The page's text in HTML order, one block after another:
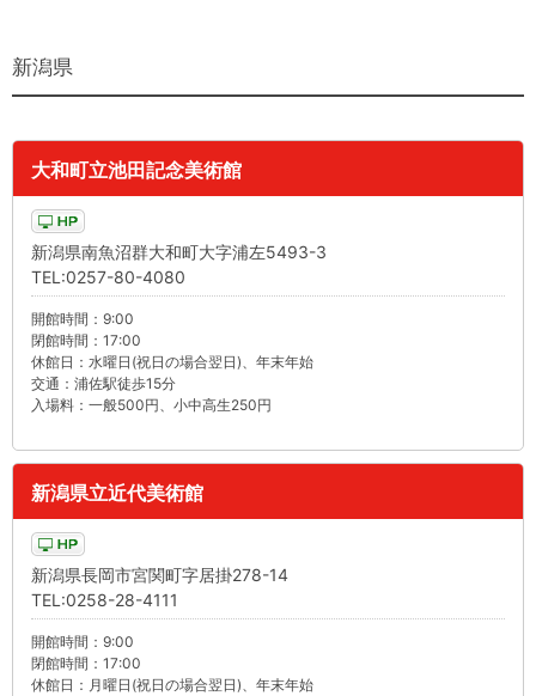
新潟県
大和町立池田記念美術館
新潟県南魚沼群大和町大字浦左5493-3
TEL:0257-80-4080
開館時間：9:00
閉館時間：17:00
休館日：水曜日(祝日の場合翌日)、年末年始
交通：浦佐駅徒歩15分
入場料：一般500円、小中高生250円
新潟県立近代美術館
新潟県長岡市宮関町字居掛278-14
TEL:0258-28-4111
開館時間：9:00
閉館時間：17:00
休館日：月曜日(祝日の場合翌日)、年末年始